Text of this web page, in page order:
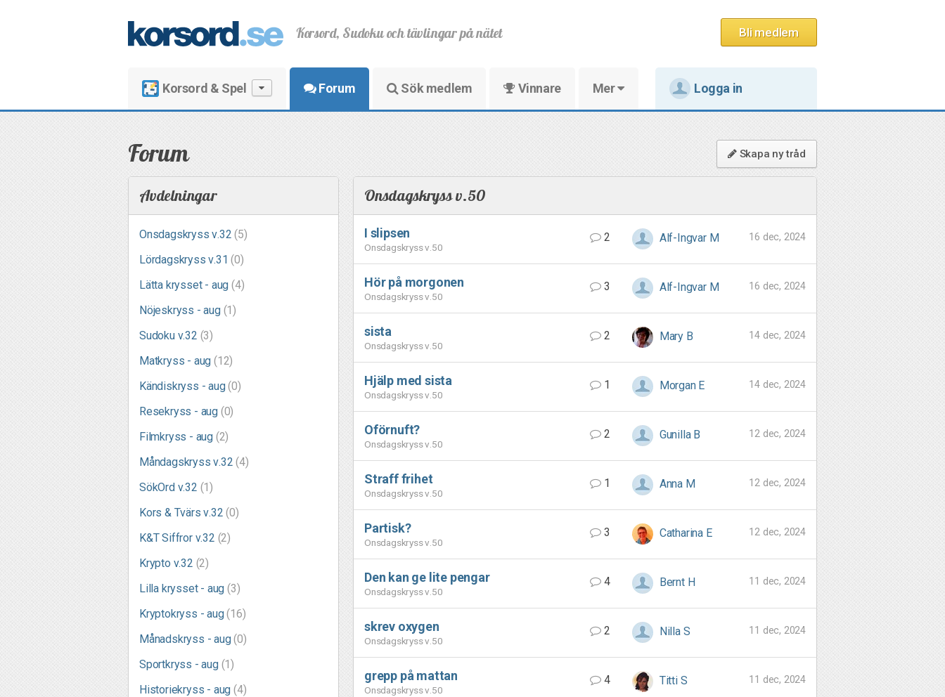
Bli medlem
Korsord, Sudoku och tävlingar på nätet
Korsord & Spel Forum Sök medlem Vinnare Mer Logga in
Skapa ny tråd
Forum
Avdelningar
Onsdagskryss v.32(5)
Lördagskryss v.31(0)
Lätta krysset - aug(4)
Nöjeskryss - aug (1)
Sudoku v.32 (3)
Matkryss - aug(12)
Kändiskryss - aug(0)
Resekryss - aug (0)
Filmkryss - aug (2)
Måndagskryss v.32(4)
SökOrd v.32 (1)
Kors & Tvärs v.32(0)
K&T Siffror v.32 (2)
Krypto v.32 (2)
Lilla krysset - aug(3)
Kryptokryss - aug(16)
Månadskryss - aug(0)
Sportkryss - aug (1)
Historiekryss - aug(4)
Onsdagskryss v.50
I slipsen
Onsdagskryss v.50
2 Alf-Ingvar M 16 dec, 2024
Hör på morgonen
Onsdagskryss v.50
3 Alf-Ingvar M 16 dec, 2024
sista
Onsdagskryss v.50
2 Mary B 14 dec, 2024
Hjälp med sista
Onsdagskryss v.50
1 Morgan E 14 dec, 2024
Oförnuft?
Onsdagskryss v.50
2 Gunilla B 12 dec, 2024
Straff frihet
Onsdagskryss v.50
1 Anna M 12 dec, 2024
Partisk?
Onsdagskryss v.50
3 Catharina E 12 dec, 2024
Den kan ge lite pengar
Onsdagskryss v.50
4 Bernt H 11 dec, 2024
skrev oxygen
Onsdagskryss v.50
2 Nilla S 11 dec, 2024
grepp på mattan
Onsdagskryss v.50
4 Titti S 11 dec, 2024